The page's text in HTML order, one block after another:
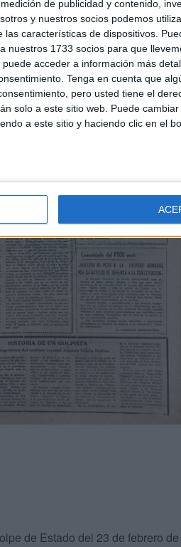
de publicidad y contenido,
y nuestros socios podemos
características de dispositivos.
nuestros 1733 socios para que
acceder a información más
Tenga en cuenta que
pero usted tiene el
solo a este sitio web. Puede
a este sitio y haciendo clic en el
de Estado del 23 de febrero de